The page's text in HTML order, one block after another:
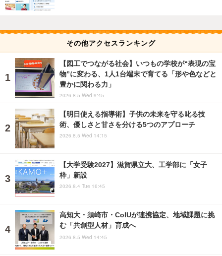
その他アクセスランキング
【図工でつながる社会】いつもの学校が“表現の宝
物”に変わる、1人1台端末で育てる「形や色などと
豊かに関わる力」
2026.8.5 Wed 9:45
【明日使える指導術】子供の未来を守る叱る技
術、優しさと甘さを分ける5つのアプローチ
2026.8.5 Wed 14:15
【大学受験2027】滋賀県立大、工学部に「女子
枠」新設
2026.8.4 Tue 16:45
高知大・須崎市・CoIUが連携協定、地域課題に挑
む「共創型人材」育成へ
2026.8.5 Wed 14:45